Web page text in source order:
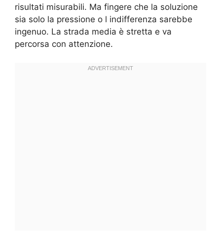
risultati misurabili. Ma fingere che la soluzione
sia solo la pressione o l indifferenza sarebbe
ingenuo. La strada media è stretta e va
percorsa con attenzione.